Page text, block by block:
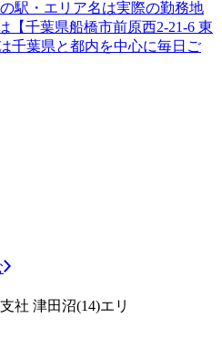
駅・エリア名は実際の勤務地
【千葉県船橋市前原西2-21-6 東
千葉県と都内を中心に毎日ご
社 津田沼(14)エリ